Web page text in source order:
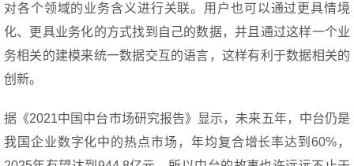
对各个领域的业务含义进行关联。用户也可以通过更具情境
化、更具业务化的方式找到自己的数据，并且通过这样一个业
务相关的建模来统一数据交互的语言，这样有利于数据相关的
创新。
据《2021中国中台市场研究报告》显示，未来五年，中台仍是
我国企业数字化中的热点市场，年均复合增长率达到60%，